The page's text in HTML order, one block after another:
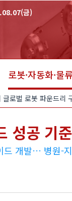
금)
로봇·자동화·물
로벌 로봇 파운드리
성공 기
드 개발… 병원-